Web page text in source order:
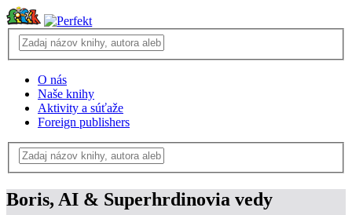
O nás
Naše knihy
Aktivity a súťaže
Foreign publishers
Boris, AI & Superhrdinovia vedy